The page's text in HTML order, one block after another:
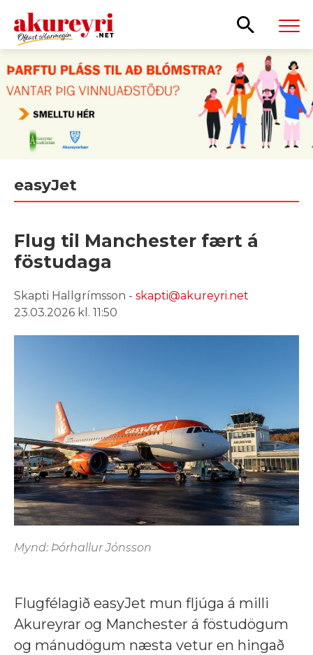
Leita
easyJet
Flug til Manchester fært á
föstudaga
Skapti Hallgrímsson - skapti@akureyri.net
23.03.2026 kl. 11:50
Mynd: Þórhallur Jónsson
Flugfélagið easyJet mun fljúga á milli
Akureyrar og Manchester á föstudögum
og mánudögum næsta vetur en hingað